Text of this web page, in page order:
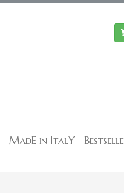
MadE in ItalY